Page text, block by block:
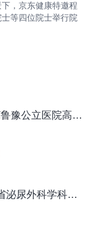
，京东健康特邀程
等四位院士举行院
第二届晋冀鲁豫公立医院高质量发展联盟大会高峰论坛暨山西省医师协会智慧医疗第二次学术论坛
第5届山东省泌尿外科学科发展论坛-2.22